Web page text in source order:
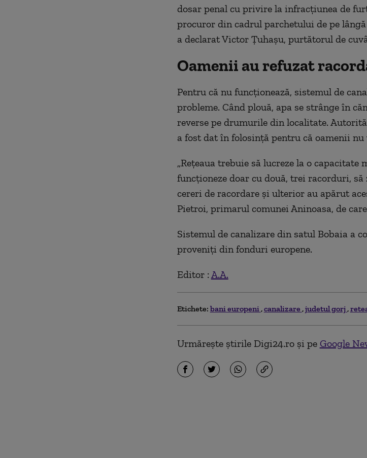
dosar penal cu privire la infracțiunea de
procuror din cadrul parchetului de pe
a declarat Victor Ţuhaşu, purtătorul de
Oamenii au refuzat
Pentru că nu funcţionează, sistemul de
probleme. Când plouă, apa se strânge în
reverse pe drumurile din localitate.
a fost dat în folosință pentru că oamenii nu
„Rețeaua trebuie să lucreze la o capacitate
funcţioneze doar cu două, trei racorduri,
cereri de racordare şi ulterior au apărut
Pietroi, primarul comunei Aninoasa, de
Sistemul de canalizare din satul Bobaia a
proveniți din fonduri europene.
Editor : A.A.
Etichete: bani europeni canalizare judetul gorj
Urmărește știrile Digi24.ro și pe Google